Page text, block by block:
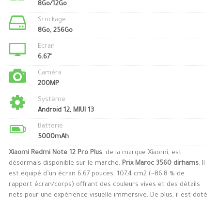
8Go/12Go
Stockage
8Go, 256Go
Ecran
6.67"
Caméra
200MP
Système
Android 12, MIUI 13
Batterie
5000mAh
Xiaomi Redmi Note 12 Pro Plus, de la marque Xiaomi, est
désormais disponible sur le marché, Prix Maroc 3560 dirhams. Il
est équipé d’un écran 6,67 pouces, 107,4 cm2 (~86,8 % de
rapport écran/corps) offrant des couleurs vives et des détails
nets pour une expérience visuelle immersive. De plus, il est doté